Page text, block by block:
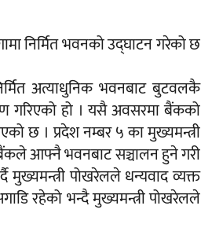
निर्मित भवनको उद्घाटन गरेको छ
अत्याधुनिक भवनबाट बुटवलकै
गरिएको हो । यसै अवसरमा बैंकको
छ । प्रदेश नम्बर ५ का मुख्यमन्त्री
आफ्नै भवनबाट सञ्चालन हुने गरी
मुख्यमन्त्री पोखरेलले धन्यवाद व्यक्त
रहेको भन्दै मुख्यमन्त्री पोखरेलले